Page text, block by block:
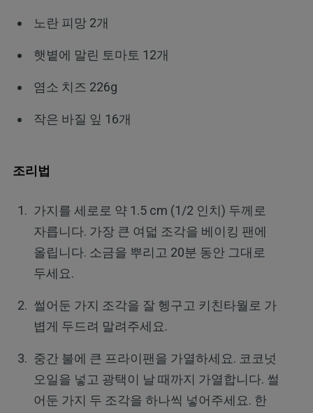
노란 피망 2개
햇볕에 말린 토마토 12개
염소 치즈 226g
작은 바질 잎 16개
조리법
가지를 세로로 약 1.5 cm (1/2 인치) 두께로
자릅니다. 가장 큰 여덟 조각을 베이킹 팬에
올립니다. 소금을 뿌리고 20분 동안 그대로
두세요.
썰어둔 가지 조각을 잘 헹구고 키친타월로 가
볍게 두드려 말려주세요.
중간 불에 큰 프라이팬을 가열하세요. 코코넛
오일을 넣고 광택이 날 때까지 가열합니다. 썰
어둔 가지 두 조각을 하나씩 넣어주세요. 한